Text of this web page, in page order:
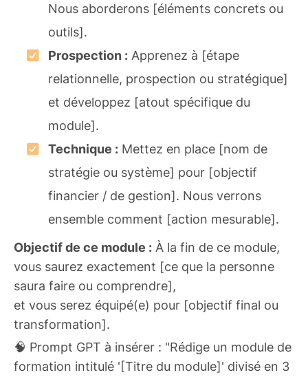
Nous aborderons [éléments concrets ou
outils].
Prospection : Apprenez à [étape
relationnelle, prospection ou stratégique]
et développez [atout spécifique du
module].
Technique : Mettez en place [nom de
stratégie ou système] pour [objectif
financier / de gestion]. Nous verrons
ensemble comment [action mesurable].
Objectif de ce module : À la fin de ce module,
vous saurez exactement [ce que la personne
saura faire ou comprendre],
et vous serez équipé(e) pour [objectif final ou
transformation].
🧠 Prompt GPT à insérer : "Rédige un module de
formation intitulé '[Titre du module]' divisé en 3